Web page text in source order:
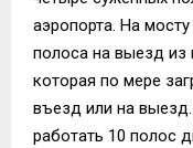
аэропорта. На
полоса на выезд из
которая по мере
въезд или на
работать 10 полос